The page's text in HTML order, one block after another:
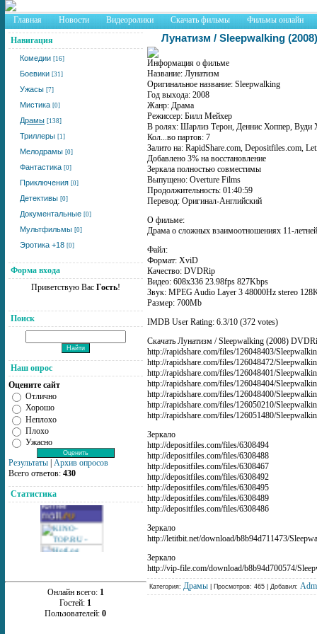
Главная Новости Видеоролики Скачать фильмы Фильмы онлайн
Навигация
Комедии [16]
Боевики [31]
Ужасы [7]
Мистика [0]
Драмы [138]
Триллеры [1]
Мелодрамы [0]
Фантастика [0]
Приключения [0]
Детективы [0]
Документальные [0]
Мультфильмы [0]
Эротика +18 [0]
Форма входа
Приветствую Вас Гость!
Поиск
Наш опрос
Оцените сайт
Отлично
Хорошо
Неплохо
Плохо
Ужасно
Результаты Архив опросов
Всего ответов: 430
Статистика
Онлайн всего: 1
Гостей: 1
Пользователей:0
Лунатизм / Sleepwalking
Информация о фильме
Название: Лунатизм
Оригинальное название: Sleepwalking
Год выхода: 2008
Жанр: Драма
Режиссер: Билл Мейхер
В ролях: Шарлиз Терон, Деннис Хоппер,
Кол...во партов: 7
Залито на: RapidShare.com, Depositfiles.com,
Добавлено 3% на восстановление
Зеркала полностью совместимы
Выпущено: Overture Films
Продолжительность: 01:40:59
Перевод: Оригинал-Английский
О фильме:
Драма о сложных взаимоотношениях 11-
Файл:
Формат: XviD
Качество: DVDRip
Видео: 608x336 23.98fps 827Kbps
Звук: MPEG Audio Layer 3 48000Hz stereo
Размер: 700Mb
IMDB User Rating: 6.3/10 (372 votes)
Скачать Лунатизм / Sleepwalking (2008)
http://rapidshare.com/files/126048403/
http://rapidshare.com/files/126048472/
http://rapidshare.com/files/126048401/
http://rapidshare.com/files/126048404/
http://rapidshare.com/files/126048400/
http://rapidshare.com/files/126050210/
http://rapidshare.com/files/126051480/
Зеркало
http://depositfiles.com/files/6308494
http://depositfiles.com/files/6308488
http://depositfiles.com/files/6308467
http://depositfiles.com/files/6308492
http://depositfiles.com/files/6308495
http://depositfiles.com/files/6308489
http://depositfiles.com/files/6308486
Зеркало
http://letitbit.net/download/b8b94d711473/
Зеркало
http://vip-file.com/download/b8b94d700574/
Категория: Драмы | Просмотров: 465 | Добавил: